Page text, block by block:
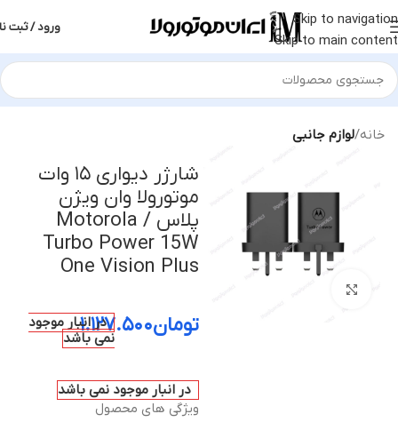
Skip to navigation
Skip to main content
ورود / ثبت
خانه لوازم جانبی
شارژر دیواری ۱۵ وات
موتورولا وان ویژن
پلاس / Motorola
Turbo Power 15W
One Vision Plus
تومان۱.۱۲۷.۵۰۰در انبار موجود
نمی باشد
در انبار موجود نمی باشد
ویژگی های محصول